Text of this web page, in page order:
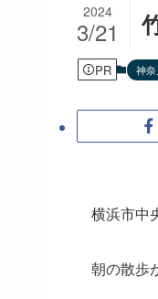
2024
3/21
PR 神
横浜市中
朝の散歩